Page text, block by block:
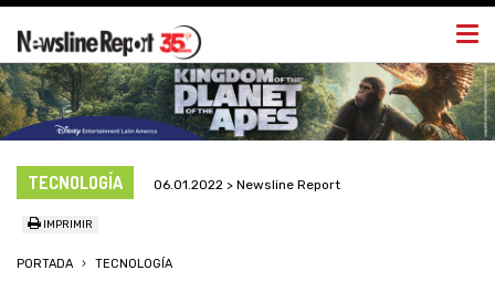
TECNOLOGÍA 06.01.2022 > Newsline Report
IMPRIMIR
PORTADA TECNOLOGÍA